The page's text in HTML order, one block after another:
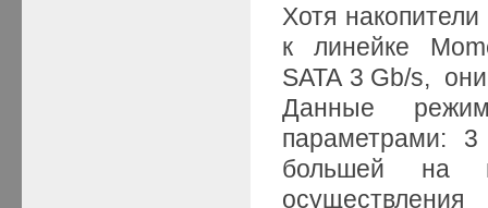
Хотя
к линейке
SATA 3 Gb/s,
Данные
параметрами:
большей на